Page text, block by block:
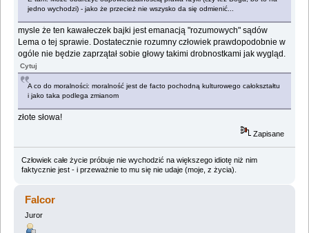
jedno wychodzi) - jako że przecież nie wszysko da się odmienić...
mysle że ten kawałeczek bajki jest emanacją "rozumowych" sądów
Lema o tej sprawie. Dostatecznie rozumny człowiek prawdopodobnie w
ogóle nie będzie zaprzątał sobie głowy takimi drobnostkami jak wygląd.
Cytuj
A co do moralności: moralność jest de facto pochodną kulturowego całokształtu
i jako taka podlega zmianom
złote słowa!
Zapisane
Człowiek całe życie próbuje nie wychodzić na większego idiotę niż nim
faktycznie jest - i przeważnie to mu się nie udaje (moje, z życia).
Falcor
Juror